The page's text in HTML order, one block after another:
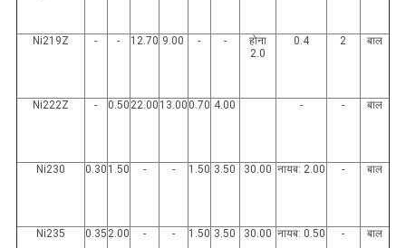
Ni219Z - - 12.70 9.00 - -
होना
2.0
0.4 2 बाल
Ni222Z - 0.50 22.00 13.00 0.70 4.00 - - बाल
Ni230 0.30 1.50 - - 1.50 3.50 30.00 नायब: 2.00 - बाल
Ni235 0.35 2.00 - - 1.50 3.50 30.00 नायब: 0.50 - बाल